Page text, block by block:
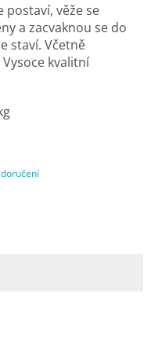
postaví, věže se
a zacvaknou se do
staví. Včetně
kvalitní